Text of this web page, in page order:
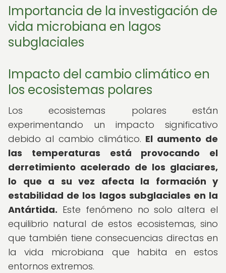
Importancia de la investigación de
vida microbiana en lagos
subglaciales
Impacto del cambio climático en
los ecosistemas polares
Los ecosistemas polares están
experimentando un impacto significativo
debido al cambio climático. El aumento de
las temperaturas está provocando el
derretimiento acelerado de los glaciares,
lo que a su vez afecta la formación y
estabilidad de los lagos subglaciales en la
Antártida. Este fenómeno no solo altera el
equilibrio natural de estos ecosistemas, sino
que también tiene consecuencias directas en
la vida microbiana que habita en estos
entornos extremos.